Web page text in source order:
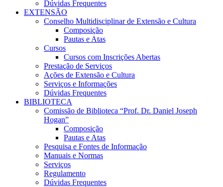
Dúvidas Frequentes
EXTENSÃO
Conselho Multidisciplinar de Extensão e Cultura
Composição
Pautas e Atas
Cursos
Cursos com Inscrições Abertas
Prestação de Serviços
Ações de Extensão e Cultura
Serviços e Informações
Dúvidas Frequentes
BIBLIOTECA
Comissão de Biblioteca “Prof. Dr. Daniel Joseph
Hogan”
Composição
Pautas e Atas
Pesquisa e Fontes de Informação
Manuais e Normas
Serviços
Regulamento
Dúvidas Frequentes